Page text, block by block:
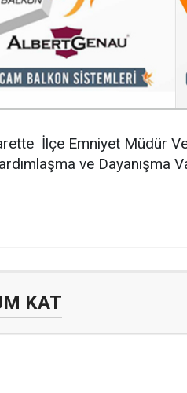
İlçe Emniyet Müdür
ve Dayanışma
KAT